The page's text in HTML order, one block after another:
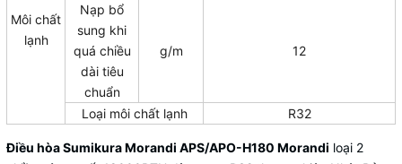
Môi chất
lạnh
Nạp bổ
sung khi
quá chiều
dài tiêu
chuẩn
g/m 12
Loại môi chất lạnh R32
Điều hòa SumikuraMorandi APS/APO-H180 Morandi loại 2